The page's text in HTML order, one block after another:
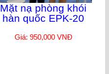
Mặt nạ phòng khói
hàn quốc EPK-20
Giá: 950,000 VNĐ